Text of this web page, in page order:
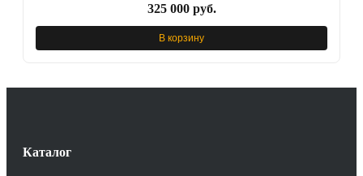
325 000 руб.
В корзину
Каталог